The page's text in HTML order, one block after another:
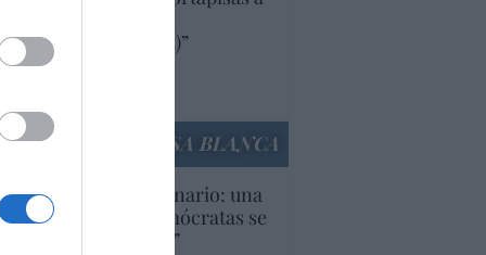
(y europeas)”
LA CASA BLANCA
Inquietante escenario: una
parte de los demócratas se
como “socialista”